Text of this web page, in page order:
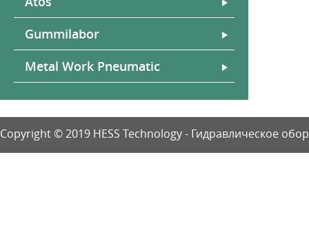
Gummilabor
Metal Work Pneumatic
Copyright © 2019 HESS Technology - Гидравлическое